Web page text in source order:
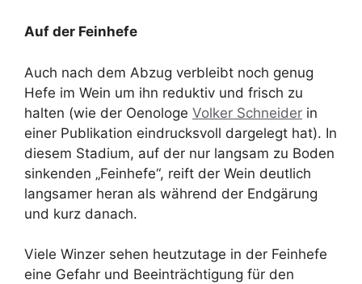
Auf der Feinhefe
Auch nach dem Abzug verbleibt noch genug
Hefe im Wein um ihn reduktiv und frisch zu
halten (wie der Oenologe Volker Schneider in
einer Publikation eindrucksvoll dargelegt hat). In
diesem Stadium, auf der nur langsam zu Boden
sinkenden „Feinhefe“, reift der Wein deutlich
langsamer heran als während der Endgärung
und kurz danach.
Viele Winzer sehen heutzutage in der Feinhefe
eine Gefahr und Beeinträchtigung für den